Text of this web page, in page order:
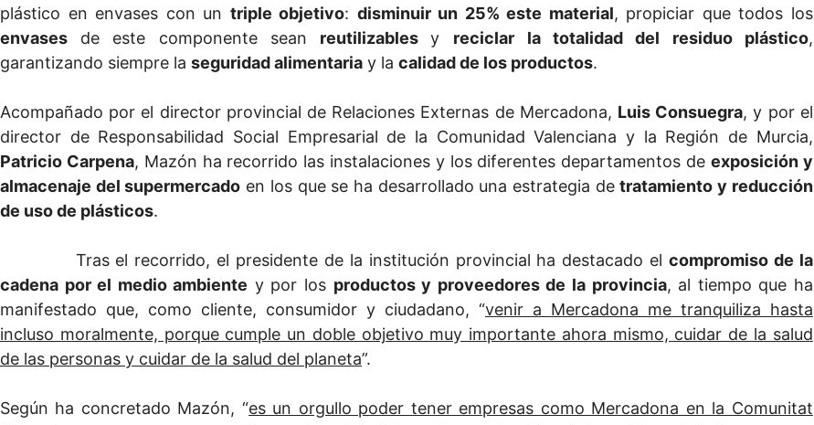
plástico en envases con un triple objetivo: disminuir un 25% este material, propiciar que todos los
envases de este componente sean reutilizablesy reciclar la totalidad del residuo plástico,
garantizando siempre la seguridad alimentaria y la calidad de los productos.
Acompañado por el director provincial de Relaciones Externas de Mercadona, Luis Consuegra, y por el
director de Responsabilidad Social Empresarial de la Comunidad Valenciana y la Región de Murcia,
Patricio Carpena, Mazón ha recorrido las instalaciones y los diferentes departamentos de exposición y
almacenaje del supermercado en los que se ha desarrollado una estrategia detratamiento y reducción
de uso de plásticos.
Tras el recorrido, el presidente de la institución provincial ha destacado elcompromiso de la
cadena por el medio ambiente y por los productos y proveedores de la provincia, al tiempo que ha
manifestado que, como cliente, consumidor y ciudadano, “venir a Mercadona me tranquiliza hasta
incluso moralmente, porque cumple un doble objetivo muy importante ahora mismo, cuidar de la salud
de las personas y cuidar de la salud del planeta”.
Según ha concretado Mazón, “es un orgullo poder tener empresas como Mercadona en la Comunitat